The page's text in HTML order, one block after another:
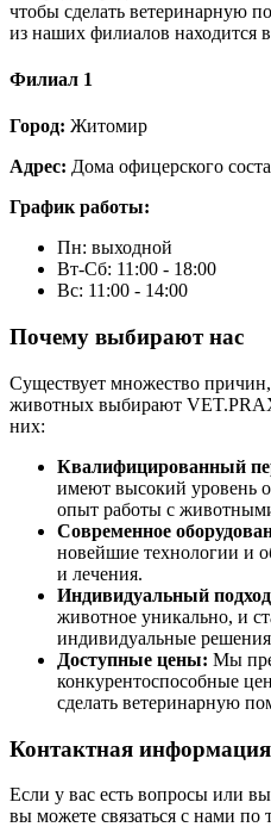
чтобы сделать ветеринарную
из наших филиалов находится
Филиал 1
Город: Житомир
Адрес: Дома офицерского
График работы:
Пн: выходной
Вт-Сб: 11:00 - 18:00
Вс: 11:00 - 14:00
Почему выбирают нас
Существует множество
животных выбирают
них:
Квалифицированный
имеют высокий уровень
опыт работы с
Современное
новейшие технологии и
и лечения.
Индивидуальный
животное уникально, и
индивидуальные
Доступные цены: Мы
конкурентоспособные
сделать ветеринарную
Контактная информация
Если у вас есть вопросы или
вы можете связаться с нами